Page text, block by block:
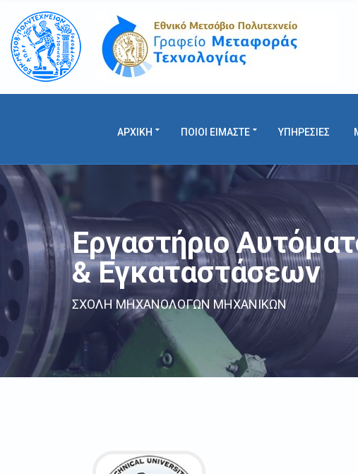
H
F
O
R
ΑΡΧΙΚΗ ΠΟΙΟΙ ΕΙΜΑΣΤΕ ΥΠΗΡΕΣΙΕΣ
Εργαστήριο
& Εγκαταστάσεων
ΣΧΟΛΗ ΜΗΧΑΝΟΛΟΓΩΝ ΜΗΧΑΝΙΚΩΝ